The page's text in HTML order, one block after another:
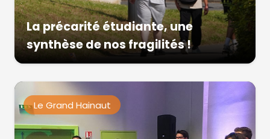
La précarité étudiante, une
synthèse de nos fragilités !
Le Grand Hainaut